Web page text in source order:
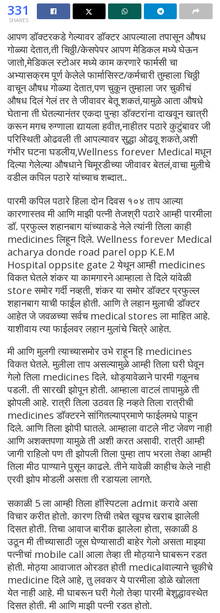
331
SHARES
आपण डॉक्टरकडे गेल्यावर डॉक्टर आपल्याला तपासून औषध
गोळ्या देतात,ती चिठ्ठी/केसपेपर आपण मेडिकल मध्ये घेऊन
जातो,मेडिकल स्टोअर मध्ये काम करणारे फार्मसी चा
अभ्यासक्रम पूर्ण केलेले फार्मासिस्ट/कर्मचारी तुम्हाला चिठ्ठी
वाचून औषध गोळ्या देतात,पण चुकून तुम्हाला जर चुकीचं
औषध दिलं गेलं तर ते जीवावर बेतू शकतं,यामुळे आता औषधे
घेताना ती घेतल्यानंतर एकदा पुन्हा डॉक्टरांना दाखवून खात्री
करून मगच रुग्णाला द्यायला हवीत,नाहीतर पठारे कुटुंबावर जी
परिस्थिती ओढवली ती आपल्यावर सुद्धा ओढवू शकते,अशी
गंभीर घटना घडलीय,Wellness forever Medical मधून
दिल्या गेलेल्या औषधाने चिमूरडीच्या जीवावर बेतलं,वाचा मुलीचे
वडील कपिल पठारे यांच्याच शब्दात..
पारमी कपिल पठारे हिला दोन दिवस १०४ ताप आल्या
कारणास्तव मी आणि माझी पत्नी तेजश्री पठारे आम्ही पारमीला
डॉ. प्रफुल्ल शहानबाग यांच्याकडे नेले त्यांनी तिला काही
medicines लिहून दिले. Wellness forever Medical
acharya donde road parel opp K.E.M
Hospital oppsite gate 2 येथून आम्ही medicines
विकत घेतले शंकर या कामगारने आम्हाला ते दिले यांवेळी
store समोर गर्दी नव्हती, शंकर या समोर डॉक्टर प्रफुल्ल
शहानबाग याची फाईल होती. आणि ते लहान मुलाची डॉक्टर
आहेत जे जवळच्या सर्वच medical stores ला माहित आहे.
याशीवाय त्या फाईलवर लहान मुलांचे चित्रे आहेत.
मी आणि मुलगी त्याच्यासमोर उभे राहून हि medicines
विकत घेतले. मुलीला ताप असल्यामुळे आम्ही तिला घरी घेवून
गेलो तिला medicines दिले. थोड्यावेळाने पारमी गळूनच
पडली. ती सारखी झोपून होती. आम्हाला वाटलं तापामुळे ती
झोपली आहे. रात्री तिला उठवत हि नव्हते तिला रात्रीची
medicines डॉक्टरने सांगितल्याप्रमाणे फाईलमधे पाहून
दिले. आणि तिला झोपी घातले. आम्हाला वाटले नीट जेवण नाही
आणि अशक्तपणा यामुळे ती अशी करत असावी. रात्री आम्ही
जागी राहिलो पण ती झोपली तिला पुम्हा ताप भरला तेव्हा आम्ही
तिला मीठ पाण्याने पुसून काढले. तीने यावेळी काहीच केले नाही
एरवी झोप मोडली असता ती रडायला लागते.
सकाळी 5 ला आम्ही तिला हॉस्पिटला admit करावे असा
विचार करीत होतो. कारण तिची तबेत खूपच खराब झालेली
दिसत होती. तिचा आवाज बारीक झालेला होता, सकाळी 8
उठून मी तीच्यासाठी जूस घेण्यासाठी बाहेर गेलो असता माझ्या
पत्नीचां mobile call आला तेव्हा ती मोठ्याने घाबरून रडत
होती. मोठ्या आवाजात ओरडत होती medicalवाल्याने चुकीचे
medicine दिले आहे, तु लवकर ये पारमीला डोळे खोलता
येत नाही आहे. मी घाबरून घरी गेलो तेव्हा पारमी बेशुद्धावस्थेत
दिसत होती. मी आणि माझी पत्नी रडत होतो.